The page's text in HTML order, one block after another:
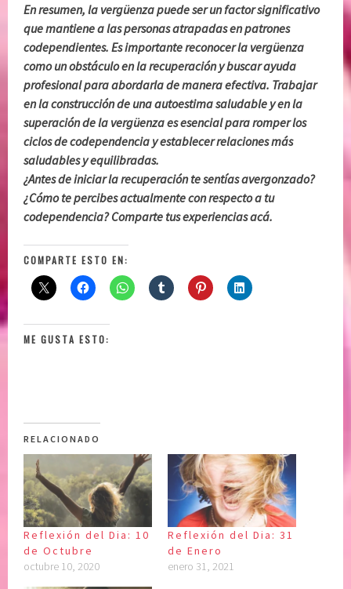
En resumen, la vergüenza puede ser un factor significativo
que mantiene a las personas atrapadas en patrones
codependientes. Es importante reconocer la vergüenza
como un obstáculo en la recuperación y buscar ayuda
profesional para abordarla de manera efectiva. Trabajar
en la construcción de una autoestima saludable y en la
superación de la vergüenza es esencial para romper los
ciclos de codependencia y establecer relaciones más
saludables y equilibradas.
¿Antes de iniciar la recuperación te sentías avergonzado?
¿Cómo te percibes actualmente con respecto a tu
codependencia? Comparte tus experiencias acá.
COMPARTE ESTO EN:
ME GUSTA ESTO:
RELACIONADO
Reflexión del Dia: 10
de Octubre
octubre 10, 2020
Reflexión del Dia: 31
de Enero
enero 31, 2021